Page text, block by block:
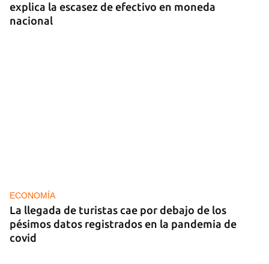
explica la escasez de efectivo en moneda
nacional
ECONOMÍA
La llegada de turistas cae por debajo de los
pésimos datos registrados en la pandemia de
covid